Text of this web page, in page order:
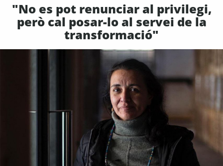
"No es pot renunciar al privilegi,
però cal posar-lo al servei de la
transformació"